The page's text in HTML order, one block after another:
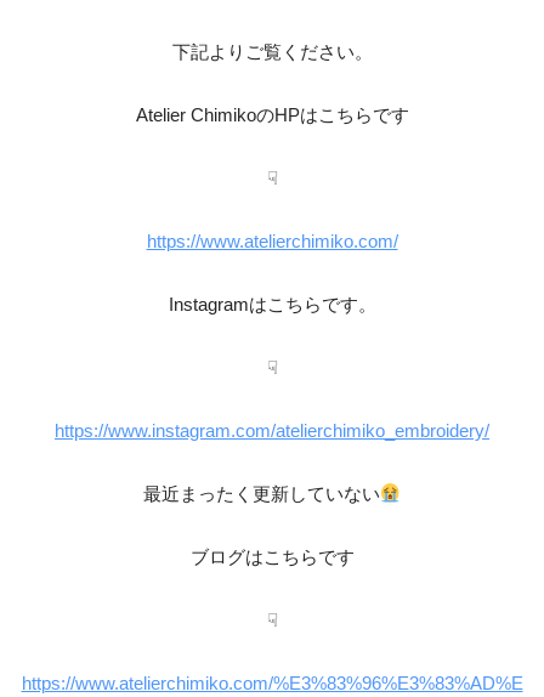
下記よりご覧ください。
Atelier ChimikoのHPはこちらです
☟
https://www.atelierchimiko.com/
Instagramはこちらです。
☟
https://www.instagram.com/atelierchimiko_embroidery/
最近まったく更新していない
ブログはこちらです
☟
https://www.atelierchimiko.com/%E3%83%96%E3%83%AD%E